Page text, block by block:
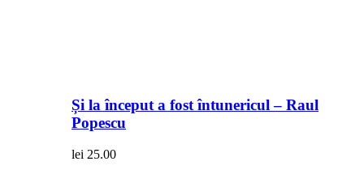
Și la început a fost întunericul – Raul
Popescu
lei 25.00